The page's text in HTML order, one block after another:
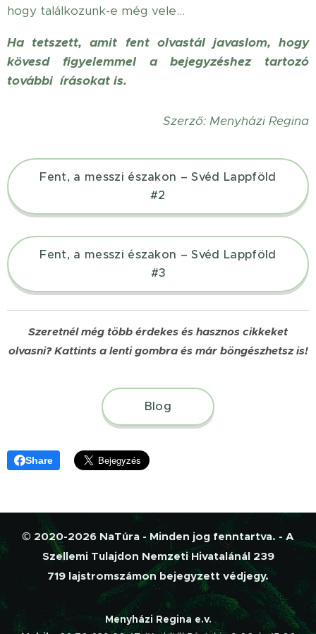
hogy találkozunk-e még vele...
Ha tetszett, amit fent olvastál javaslom, hogy
kövesd figyelemmel a bejegyzéshez tartozó
további írásokat is.
Szerző: Menyházi Regina
Fent, a messzi északon – Svéd Lappföld
#2
Fent, a messzi északon – Svéd Lappföld
#3
Szeretnél még több érdekes és hasznos cikkeket
olvasni?Kattints a lenti gombra és már böngészhetsz is!
Blog
Share
© 2020-2026 NaTúra - Minden jog fenntartva. - A
Szellemi Tulajdon Nemzeti Hivatalánál 239
719 lajstromszámon bejegyzett védjegy.
Menyházi Regina e.v.